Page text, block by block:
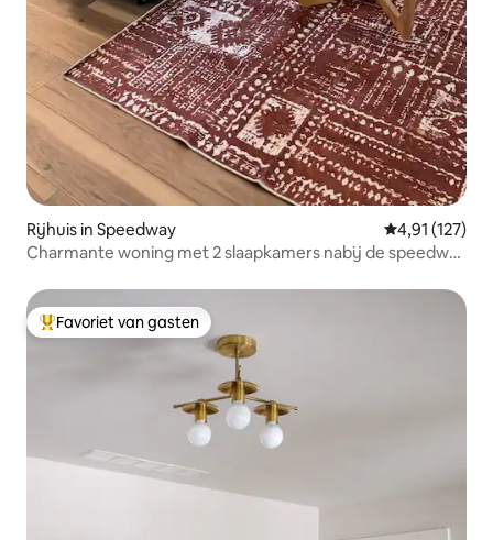
Rijhuis in Speedway Gemiddelde
4,91 (127)
Charmante woning met 2 slaapkamers nabij de speedway
Topfavoriet van gasten
Favoriet van gasten